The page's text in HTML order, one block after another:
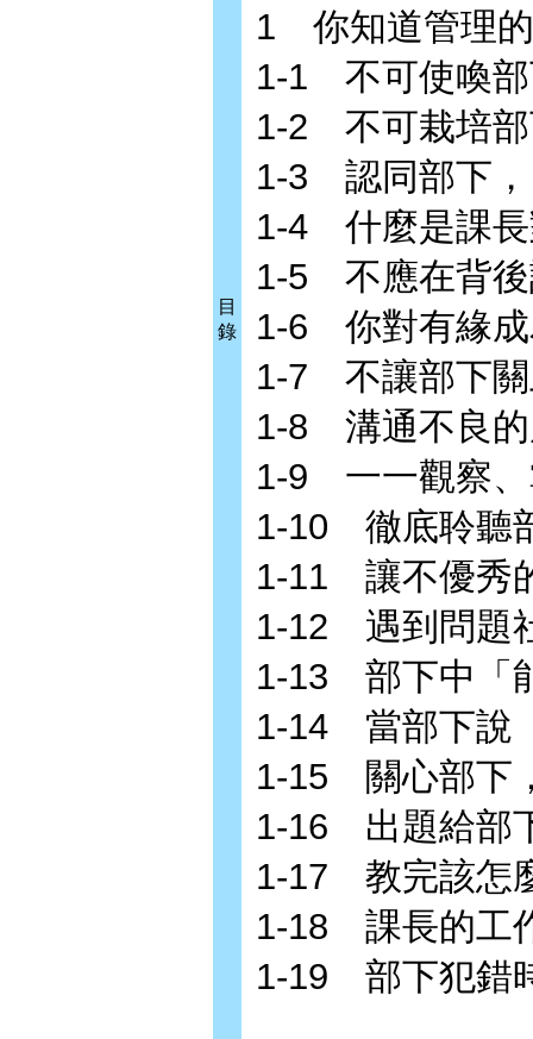
目
錄
1 你知道管理
1-1 不可使喚
1-2 不可栽培
1-3 認同部下，
1-4 什麼是課長
1-5 不應在背後
1-6 你對有緣成
1-7 不讓部下關
1-8 溝通不良的
1-9 一一觀察、
1-10 徹底聆聽
1-11 讓不優秀
1-12 遇到問題
1-13 部下中「
1-14 當部下說
1-15 關心部下
1-16 出題給部
1-17 教完該怎
1-18 課長的工
1-19 部下犯錯